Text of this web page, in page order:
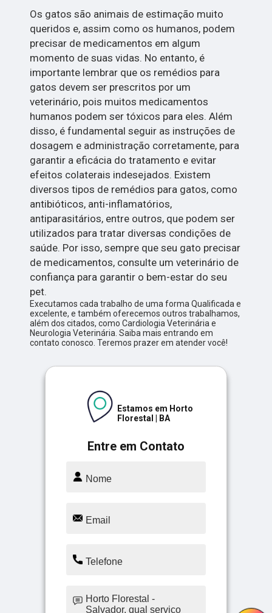
Os gatos são animais de estimação muito
queridos e, assim como os humanos, podem
precisar de medicamentos em algum
momento de suas vidas. No entanto, é
importante lembrar que os remédios para
gatos devem ser prescritos por um
veterinário, pois muitos medicamentos
humanos podem ser tóxicos para eles. Além
disso, é fundamental seguir as instruções de
dosagem e administração corretamente, para
garantir a eficácia do tratamento e evitar
efeitos colaterais indesejados. Existem
diversos tipos de remédios para gatos, como
antibióticos, anti-inflamatórios,
antiparasitários, entre outros, que podem ser
utilizados para tratar diversas condições de
saúde. Por isso, sempre que seu gato precisar
de medicamentos, consulte um veterinário de
confiança para garantir o bem-estar do seu
pet.
Executamos cada trabalho de uma forma Qualificada e
excelente, e também oferecemos outros trabalhamos,
além dos citados, como Cardiologia Veterinária e
Neurologia Veterinária. Saiba mais entrando em
contato conosco. Teremos prazer em atender você!
Entre em Contato
Estamos em Horto
Florestal | BA